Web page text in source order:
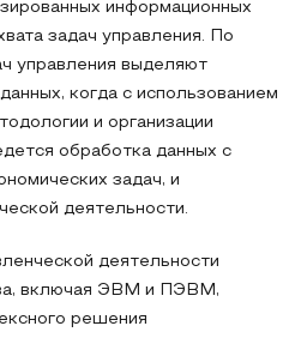
информационных
задач управления. По
управления выделяют
когда с использованием
и организации
обработка данных с
задач, и
деятельности.
деятельности
включая ЭВМ и ПЭВМ,
решения